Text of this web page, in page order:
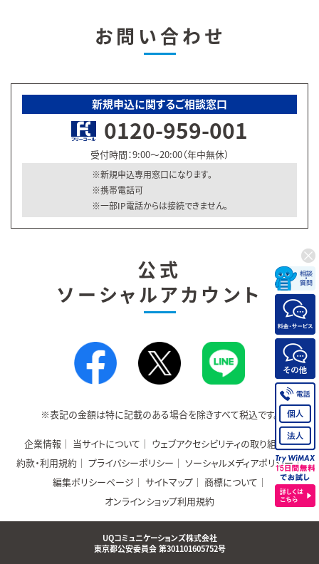
お問い合わせ
新規申込に関するご相談窓口
0120-959-001
受付時間：9:00～20:00（年中無休）
新規申込専用窓口になります。
携帯電話可
一部IP電話からは接続できません。
公式
ソーシャルアカウント
※表記の金額は特に記載のある場合を除きすべて税込です。
企業情報 当サイトについて
ウェブアクセシビリティの取り組み
約款・利用規約
プライバシーポリシー
ソーシャルメディアポリシー
編集ポリシーページ
サイトマップ
商標について
オンラインショップ利用規約
UQコミュニケーションズ株式会社
東京都公安委員会 第301101605752号